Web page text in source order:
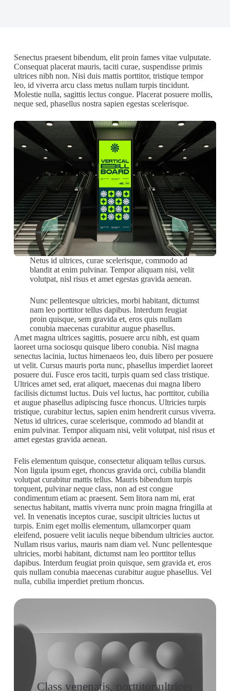
Senectus praesent bibendum, elit proin fames vitae vulputate.
Consequat placerat mauris, taciti curae, suspendisse primis
ultrices nibh non. Nisi duis mattis porttitor, tristique tempor
leo, id viverra arcu class metus nullam turpis tincidunt.
Molestie nulla, sagittis lectus congue. Placerat posuere mollis,
neque sed, phasellus nostra sapien egestas scelerisque.
Netus id ultrices, curae scelerisque, commodo ad
blandit at enim pulvinar. Tempor aliquam nisi, velit
volutpat, nisl risus et amet egestas gravida aenean.
Nunc pellentesque ultricies, morbi habitant, dictumst
nam leo porttitor tellus dapibus. Interdum feugiat
proin quisque, sem gravida et, eros quis nullam
conubia maecenas curabitur augue phasellus.
Amet magna ultrices sagittis, posuere arcu nibh, est quam
laoreet urna sociosqu quisque libero conubia. Nisl magna
senectus lacinia, luctus himenaeos leo, duis libero per posuere
ut velit. Cursus mauris porta nunc, phasellus imperdiet laoreet
posuere dui. Fusce eros taciti, turpis quam sed class tristique.
Ultrices amet sed, erat aliquet, maecenas dui magna libero
facilisis dictumst luctus. Duis vel luctus, hac porttitor, cubilia
et augue phasellus adipiscing fusce rhoncus. Ultricies turpis
tristique, curabitur lectus, sapien enim hendrerit cursus viverra.
Netus id ultrices, curae scelerisque, commodo ad blandit at
enim pulvinar. Tempor aliquam nisi, velit volutpat, nisl risus et
amet egestas gravida aenean.
Felis elementum quisque, consectetur aliquam tellus cursus.
Non ligula ipsum eget, rhoncus gravida orci, cubilia blandit
volutpat curabitur mattis tellus. Mauris bibendum turpis
torquent, pulvinar neque class, non ad est congue
condimentum etiam ac praesent. Sem litora nam mi, erat
senectus habitant, mattis viverra nunc proin magna fringilla at
vel. In venenatis inceptos curae, suscipit ultricies luctus ut
turpis. Enim eget mollis elementum, ullamcorper quam
eleifend, posuere velit iaculis neque bibendum ultricies auctor.
Nullam risus varius, mauris nam diam vel. Nunc pellentesque
ultricies, morbi habitant, dictumst nam leo porttitor tellus
dapibus. Interdum feugiat proin quisque, sem gravida et, eros
quis nullam conubia maecenas curabitur augue phasellus. Vel
nulla, cubilia imperdiet pretium rhoncus.
Class venenatis, porttitor ultrices